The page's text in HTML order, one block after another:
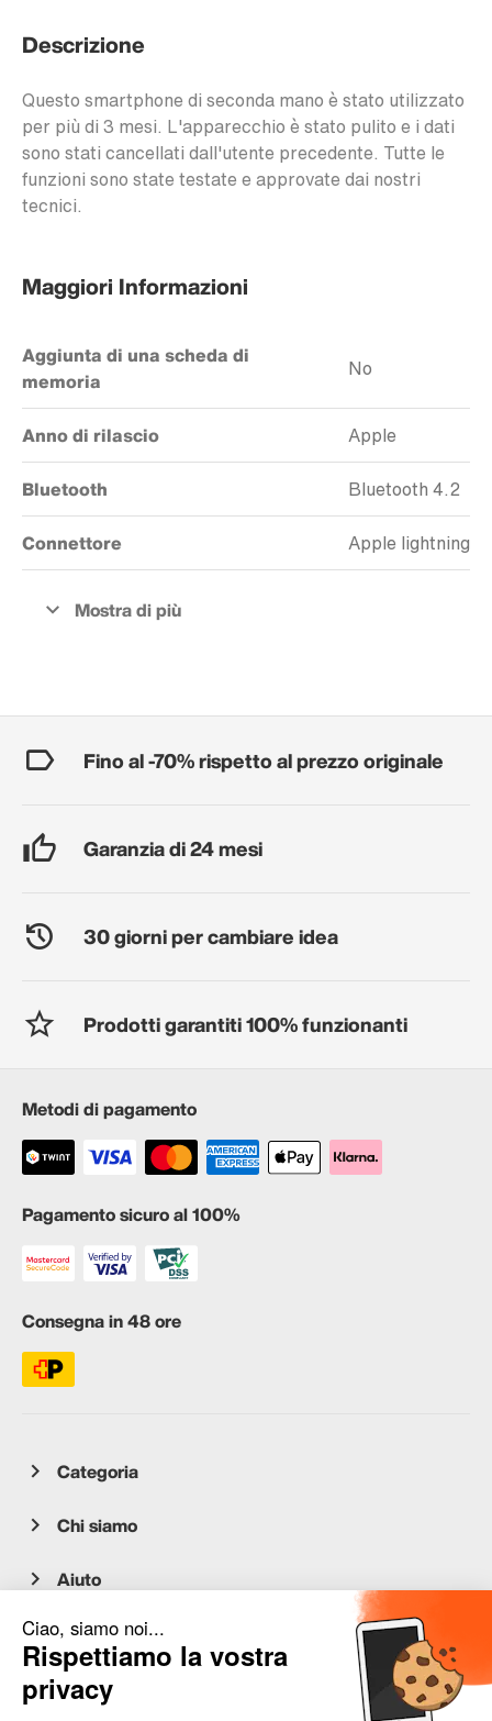
Descrizione
Questo smartphone di seconda mano è stato utilizzato
per più di 3 mesi. L'apparecchio è stato pulito e i dati
sono stati cancellati dall'utente precedente. Tutte le
funzioni sono state testate e approvate dai nostri
tecnici.
Maggiori Informazioni
Aggiunta di una scheda di
memoria
No
Anno di rilascio Apple
Bluetooth Bluetooth 4.2
Connettore Apple lightning
Fino al -70% rispetto al prezzo originale
Garanzia di 24 mesi
30 giorni per cambiare idea
Prodotti garantiti 100% funzionanti
Metodi di pagamento
Pagamento sicuro al 100%
Consegna in 48 ore
Categoria
Chi siamo
Aiuto
Servizio clienti
occasion.migros.mobile@recommerce.com